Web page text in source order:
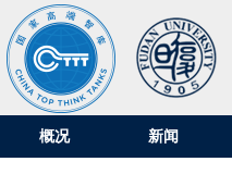
概况 新闻